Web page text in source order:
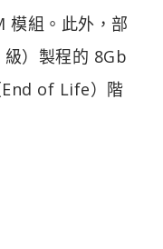
模組。此外，部
）製程的 8Gb
End of Life）階